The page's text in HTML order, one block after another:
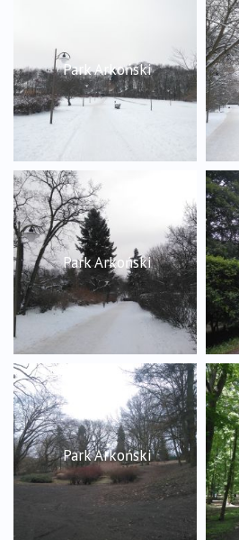
Park Arkoński
Park Arkoński
Park Arkoński